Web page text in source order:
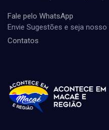
Fale pelo WhatsApp
Envie Sugestões e seja nosso
Contatos